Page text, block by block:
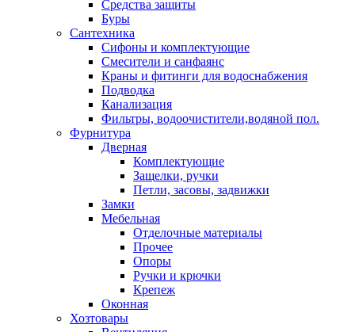
Средства защиты
Буры
Сантехника
Сифоны и комплектующие
Смесители и санфаянс
Краны и фитинги для водоснабжения
Подводка
Канализация
Фильтры, водоочистители,водяной пол.
Фурнитура
Дверная
Комплектующие
Защелки, ручки
Петли, засовы, задвижки
Замки
Мебельная
Отделочные материалы
Прочее
Опоры
Ручки и крючки
Крепеж
Оконная
Хозтовары